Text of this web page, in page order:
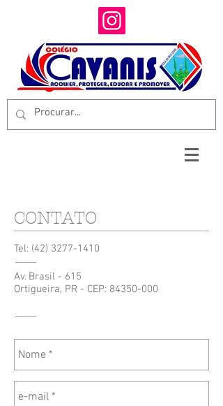
CONTATO
Tel: (42) 3277-1410
Av. Brasil - 615
Ortigueira, PR - CEP: 84350-000